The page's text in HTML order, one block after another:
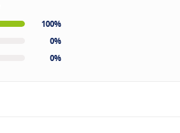
100%
0%
0%